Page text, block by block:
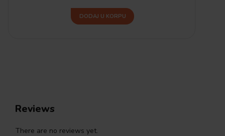
DODAJ U KORPU
Reviews
There are no reviews yet.